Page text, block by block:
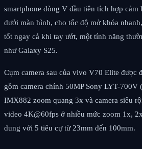
smartphone dòng V đầu tiên tích hợp cảm
dưới màn hình, cho tốc độ mở khóa
tốt ngay cả khi tay ướt, một tính năng
như Galaxy S25.
Cụm camera sau của vivo V70 Elite được
gồm camera chính 50MP Sony LYT-700V
IMX882 zoom quang 3x và camera siêu
video 4K@60fps ở nhiều mức zoom 1x,
dung với 5 tiêu cự từ 23mm đến 100mm.